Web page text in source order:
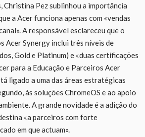
Christina Pez sublinhou a importância
a Acer funciona apenas com «vendas
A responsável esclareceu que o
Acer Synergy inclui três níveis de
Gold e Platinum) e «duas certificações
para a Educação e Parceiros Acer
ligado a uma das áreas estratégicas
às soluções ChromeOS e ao apoio
A grande novidade é a adição do
«a parceiros com forte
em que actuam».